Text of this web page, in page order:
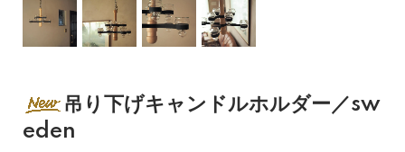
吊り下げキャンドルホルダー／sw
eden